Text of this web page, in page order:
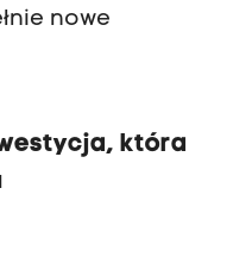
nowe
która